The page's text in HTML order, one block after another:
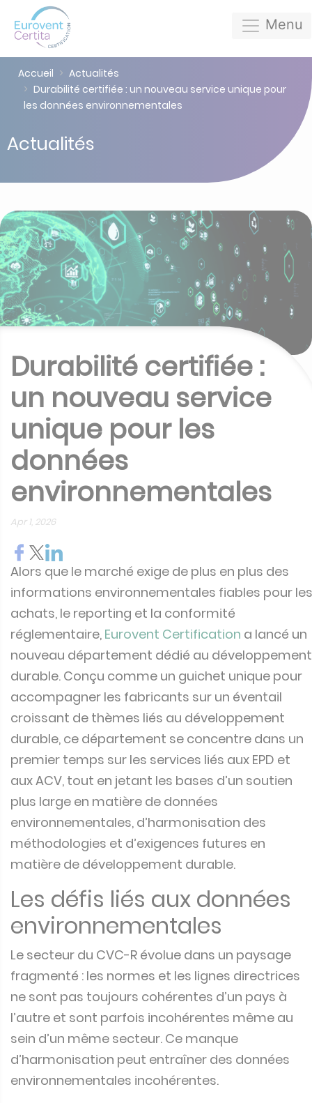
Menu
Accueil
Actualités
Durabilité certifiée : un nouveau service unique pour
les données environnementales
Actualités
Durabilité certifiée :
un nouveau service
unique pour les
données
environnementales
Apr 1, 2026
Alors que le marché exige de plus en plus des
informations environnementales fiables pour les
achats, le reporting et la conformité
réglementaire, Eurovent Certification a lancé un
nouveau département dédié au développement
durable. Conçu comme un guichet unique pour
accompagner les fabricants sur un éventail
croissant de thèmes liés au développement
durable, ce département se concentre dans un
premier temps sur les services liés aux EPD et
aux ACV, tout en jetant les bases d’un soutien
plus large en matière de données
environnementales, d’harmonisation des
méthodologies et d’exigences futures en
matière de développement durable.
Les défis liés aux données
environnementales
Le secteur du CVC-R évolue dans un paysage
fragmenté : les normes et les lignes directrices
ne sont pas toujours cohérentes d’un pays à
l’autre et sont parfois incohérentes même au
sein d’un même secteur. Ce manque
d’harmonisation peut entraîner des données
environnementales incohérentes.